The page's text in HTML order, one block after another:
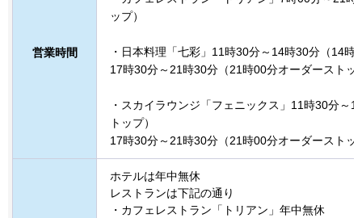
営業時間
ップ）
・日本料理「七彩」11時30分～14時30分（14時
17時30分～21時30分（21時00分オーダーストッ
・スカイラウンジ「フェニックス」11時30分～
トップ）
17時30分～21時30分（21時00分オーダーストッ
ホテルは年中無休
レストランは下記の通り
・カフェレストラン「トリアン」年中無休